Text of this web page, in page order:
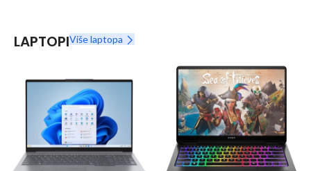
LAPTOPIViše laptopa